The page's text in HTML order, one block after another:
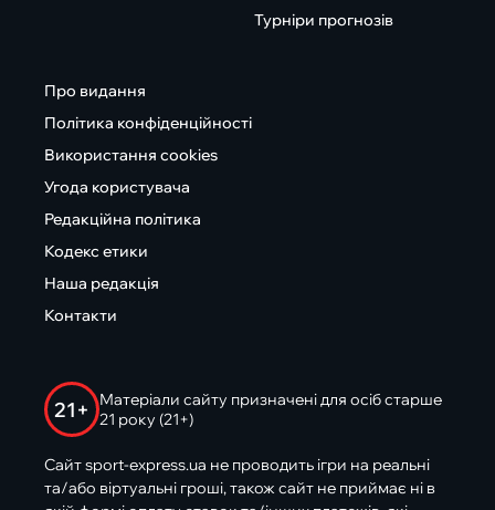
Турніри прогнозів
Про видання
Політика конфіденційності
Використання cookies
Угода користувача
Редакційна політика
Кодекс етики
Наша редакція
Контакти
21+
Матеріали сайту призначені для осіб старше
21 року (21+)
Сайт sport-express.ua не проводить ігри на реальні
та/або віртуальні гроші, також сайт не приймає ні в